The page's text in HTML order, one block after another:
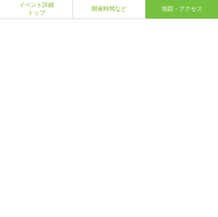
イベント詳細
トップ
開催時間など 地図・アクセス